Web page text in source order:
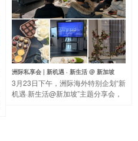
洲际私享会 | 新机遇 · 新生活 @ 新加坡
3月23日下午，洲际海外特别企划“新
机遇·新生活@新加坡”主题分享会，